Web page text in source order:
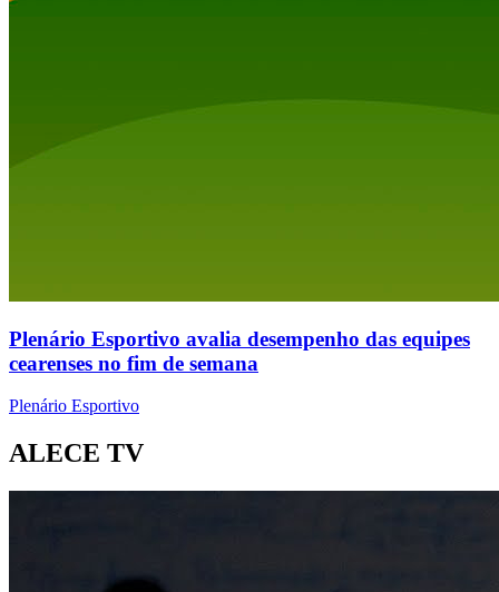
Plenário Esportivo avalia desempenho das equipes
cearenses no fim de semana
Plenário Esportivo
ALECE TV